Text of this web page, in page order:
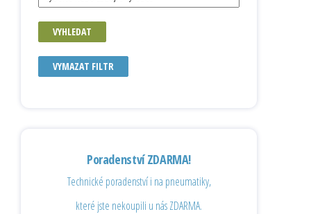
VYHLEDAT
VYMAZAT FILTR
Poradenství ZDARMA!
Technické poradenství i na pneumatiky,
které jste nekoupili u nás ZDARMA.